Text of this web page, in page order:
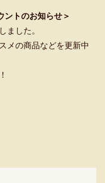
ントのお知らせ＞
ました。
メの商品などを更新中